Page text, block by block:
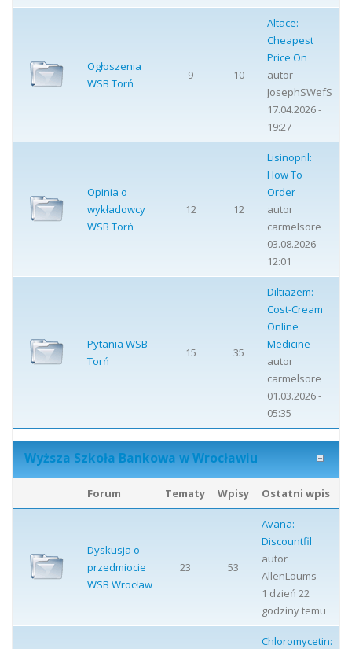
Ogłoszenia
WSB Torń
9 10
Altace:
Cheapest
Price On
autor
JosephSWefS
17.04.2026 -
19:27
Opinia o
wykładowcy
WSB Torń
12 12
Lisinopril:
How To
Order
autor
carmelsore
03.08.2026 -
12:01
Pytania WSB
Torń
15 35
Diltiazem:
Cost-Cream
Online
Medicine
autor
carmelsore
01.03.2026 -
05:35
Wyższa Szkoła Bankowa w Wrocławiu
Forum Tematy Wpisy Ostatni wpis
Dyskusja o
przedmiocie
WSB Wrocław
23 53
Avana:
Discountfil
autor
AllenLoums
1 dzień 22
godziny temu
Chloromycetin: